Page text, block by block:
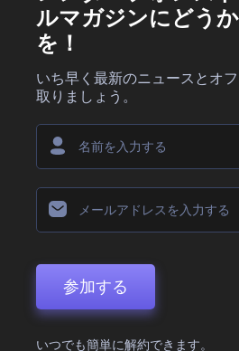
ルマガジンにどう
を！
いち早く最新のニュースとオ
取りましょう。
参加する
いつでも簡単に解約できます。